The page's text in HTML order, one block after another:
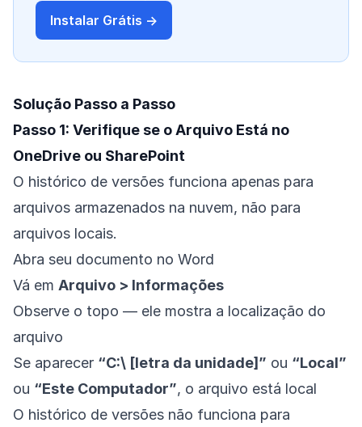
Instalar Grátis →
Solução Passo a Passo
Passo 1: Verifique se o Arquivo Está no
OneDrive ou SharePoint
O histórico de versões funciona apenas para
arquivos armazenados na nuvem, não para
arquivos locais.
Abra seu documento no Word
Vá em Arquivo > Informações
Observe o topo — ele mostra a localização do
arquivo
Se aparecer “C:\ [letra da unidade]” ou “Local”
ou “Este Computador”, o arquivo está local
O histórico de versões não funciona para